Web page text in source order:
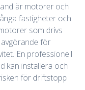
är motorer och
fastigheter och
som drivs
för
En professionell
kan installera och
för driftstopp